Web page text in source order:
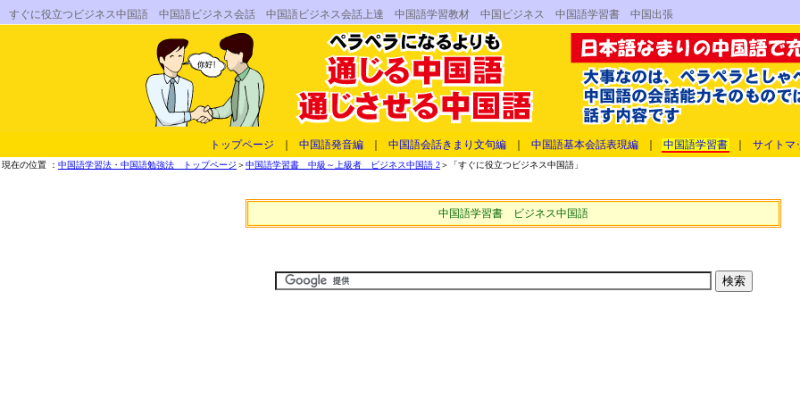
すぐに役立つビジネス中国語 中国語ビジネス会話 中国語ビジネス会話上達 中国語学習教材 中国ビジネス 中国語学習書 中国出張
トップページ 中国語発音編 中国語会話きまり文句編 中国語基本会話表現編 中国語学習書 サイトマ
現在の位置 ： 中国語学習法・中国語勉強法 トップページ ＞中国語学習書 中級～上級者 ビジネス中国語 2＞「すぐに役立つビジネス中国語」
中国語学習書 ビジネス中国語